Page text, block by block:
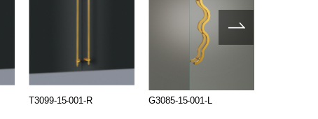
T3099-15-001-R G3085-15-001-L